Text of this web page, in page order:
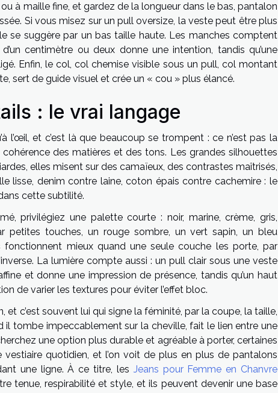
à maille fine, et gardez de la longueur dans le bas, pantalon
Si vous misez sur un pull oversize, la veste peut être plus
se suggère par un bas taille haute. Les manches comptent
centimètre ou deux donne une intention, tandis qu’une
Enfin, le col, col chemise visible sous un pull, col montant
sert de guide visuel et crée un « cou » plus élancé.
: le vrai langage
l’œil, et c’est là que beaucoup se trompent : ce n’est pas la
des matières et des tons. Les grandes silhouettes
elles misent sur des camaïeux, des contrastes maîtrisés,
lisse, denim contre laine, coton épais contre cachemire : le
cette subtilité.
privilégiez une palette courte : noir, marine, crème, gris,
petites touches, un rouge sombre, un vert sapin, un bleu
mieux quand une seule couche les porte, par
La lumière compte aussi : un pull clair sous une veste
et donne une impression de présence, tandis qu’un haut
de varier les textures pour éviter l’effet bloc.
c’est souvent lui qui signe la féminité, par la coupe, la taille,
il tombe impeccablement sur la cheville, fait le lien entre une
une option plus durable et agréable à porter, certaines
quotidien, et l’on voit de plus en plus de pantalons
une ligne. À ce titre, les Jeans pour Femme en Chanvre
tenue, respirabilité et style, et ils peuvent devenir une base